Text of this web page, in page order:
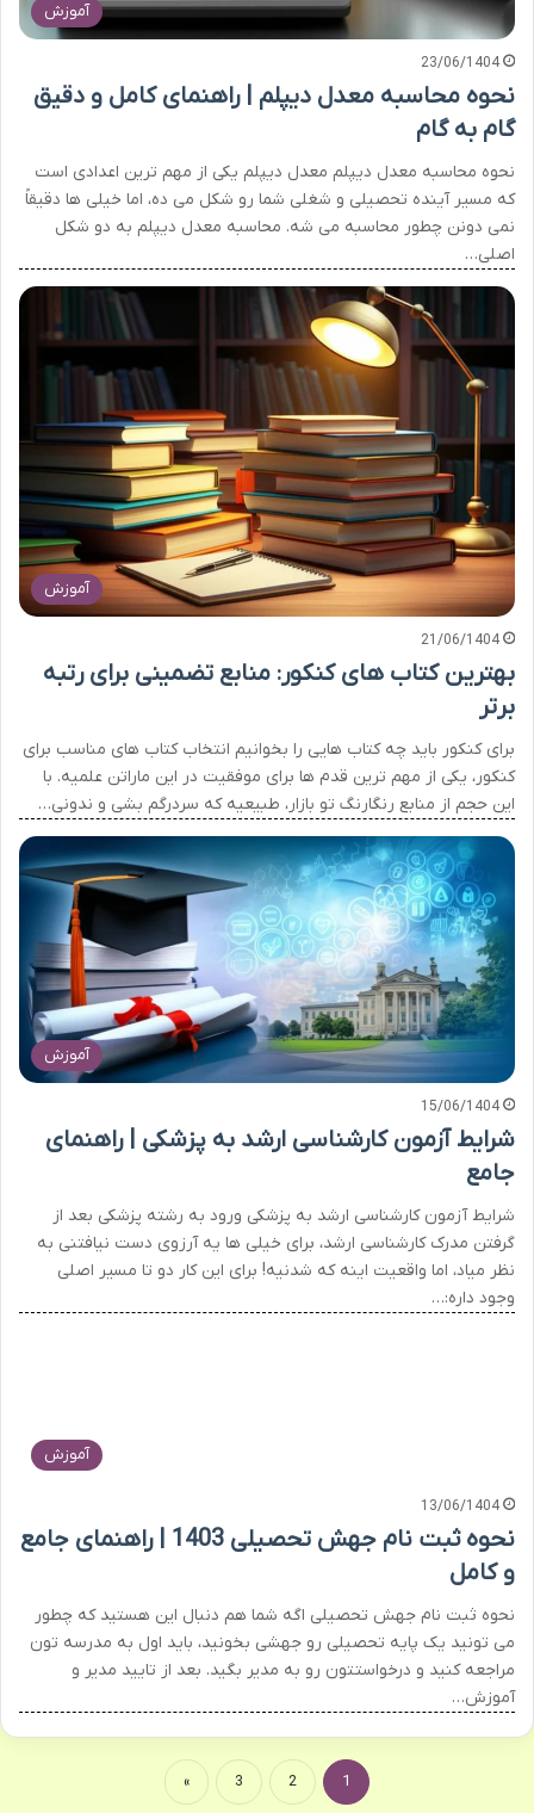
آموزش
23/06/1404
نحوه محاسبه معدل دیپلم | راهنمای کامل و دقیق
گام به گام
نحوه محاسبه معدل دیپلم معدل دیپلم یکی از مهم ترین اعدادی است
که مسیر آینده تحصیلی و شغلی شما رو شکل می ده، اما خیلی ها دقیقاً
نمی دونن چطور محاسبه می شه. محاسبه معدل دیپلم به دو شکل
اصلی…
آموزش
21/06/1404
بهترین کتاب های کنکور: منابع تضمینی برای رتبه
برتر
برای کنکور باید چه کتاب هایی را بخوانیم انتخاب کتاب های مناسب برای
کنکور، یکی از مهم ترین قدم ها برای موفقیت در این ماراتن علمیه. با
این حجم از منابع رنگارنگ تو بازار، طبیعیه که سردرگم بشی و ندونی…
آموزش
15/06/1404
شرایط آزمون کارشناسی ارشد به پزشکی | راهنمای
جامع
شرایط آزمون کارشناسی ارشد به پزشکی ورود به رشته پزشکی بعد از
گرفتن مدرک کارشناسی ارشد، برای خیلی ها یه آرزوی دست نیافتنی به
نظر میاد، اما واقعیت اینه که شدنیه! برای این کار دو تا مسیر اصلی
وجود داره:…
آموزش
13/06/1404
نحوه ثبت نام جهش تحصیلی 1403 | راهنمای جامع
و کامل
نحوه ثبت نام جهش تحصیلی اگه شما هم دنبال این هستید که چطور
می تونید یک پایه تحصیلی رو جهشی بخونید، باید اول به مدرسه تون
مراجعه کنید و درخواستتون رو به مدیر بگید. بعد از تایید مدیر و
آموزش…
1
2
3
»